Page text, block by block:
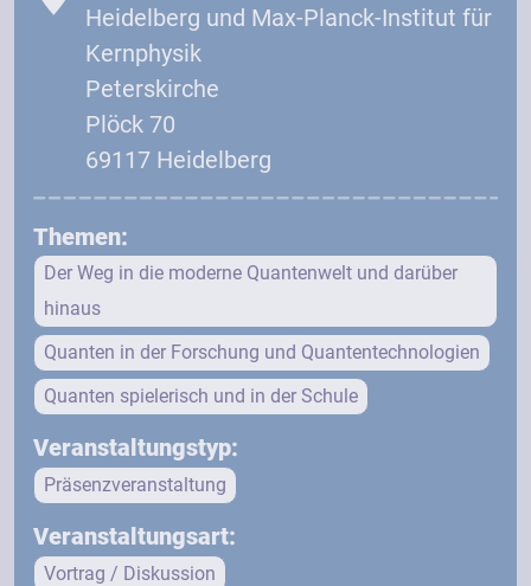
Heidelberg und Max-Planck-Institut für
Kernphysik
Peterskirche
Plöck 70
69117 Heidelberg
Themen:
Der Weg in die moderne Quantenwelt und darüber
hinaus
Quanten in der Forschung und Quantentechnologien
Quanten spielerisch und in der Schule
Veranstaltungstyp:
Präsenzveranstaltung
Veranstaltungsart:
Vortrag / Diskussion